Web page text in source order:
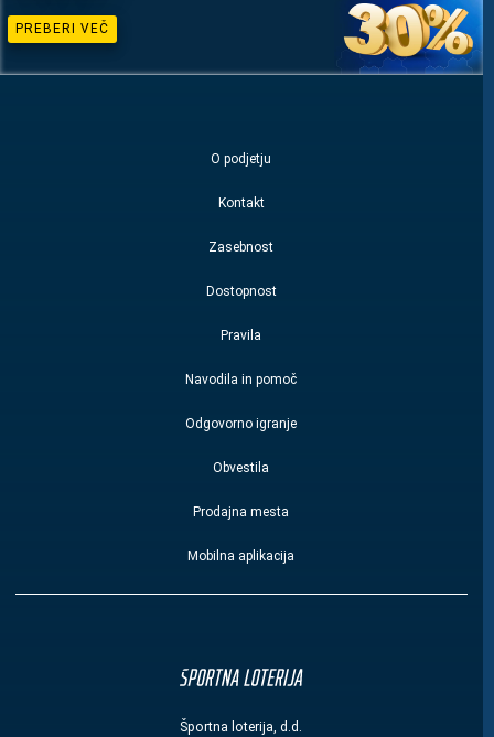
Top dobitki
Odgovorno igranje
PREBERI VEČ
O podjetju
Kontakt
Zasebnost
Dostopnost
Pravila
Navodila in pomoč
Odgovorno igranje
Obvestila
Prodajna mesta
Mobilna aplikacija
Športna loterija, d.d.